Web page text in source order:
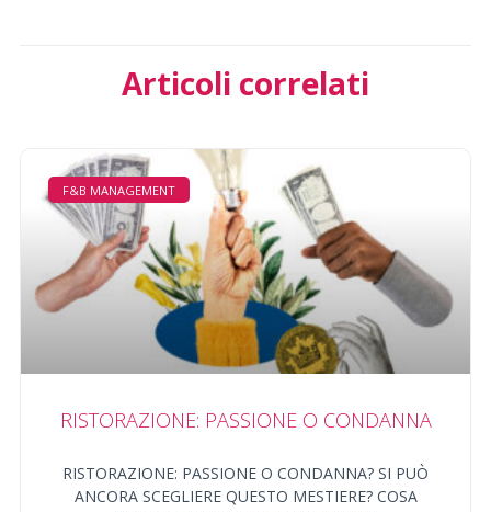
Articoli correlati
F&B MANAGEMENT
RISTORAZIONE: PASSIONE O CONDANNA
RISTORAZIONE: PASSIONE O CONDANNA? SI PUÒ
ANCORA SCEGLIERE QUESTO MESTIERE? COSA